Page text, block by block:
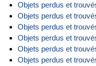
Objets perdus et
Objets perdus et
Objets perdus et
Objets perdus et
Objets perdus et
Objets perdus et